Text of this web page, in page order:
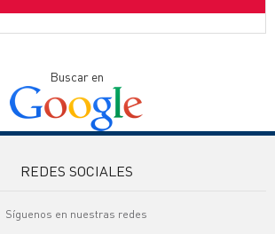
Buscar en
REDES SOCIALES
Síguenos en nuestras redes